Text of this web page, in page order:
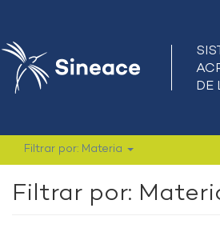
Filtrar por: Materia
Filtrar por: